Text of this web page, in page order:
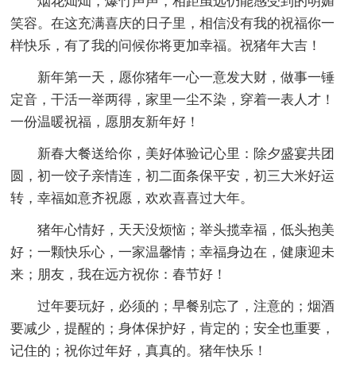
笑容。在这充满喜庆的日子里，相信没有我的祝福你一
样快乐，有了我的问候你将更加幸福。祝猪年大吉！
新年第一天，愿你猪年一心一意发大财，做事一锤
定音，干活一举两得，家里一尘不染，穿着一表人才！
一份温暖祝福，愿朋友新年好！
新春大餐送给你，美好体验记心里：除夕盛宴共团
圆，初一饺子亲情连，初二面条保平安，初三大米好运
转，幸福如意齐祝愿，欢欢喜喜过大年。
猪年心情好，天天没烦恼；举头揽幸福，低头抱美
好；一颗快乐心，一家温馨情；幸福身边在，健康迎未
来；朋友，我在远方祝你：春节好！
过年要玩好，必须的；早餐别忘了，注意的；烟酒
要减少，提醒的；身体保护好，肯定的；安全也重要，
记住的；祝你过年好，真真的。猪年快乐！